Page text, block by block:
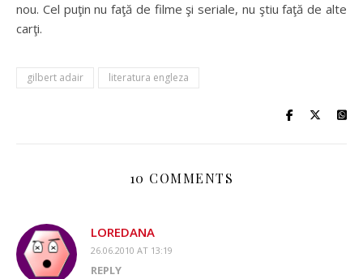
nou. Cel puţin nu faţă de filme şi seriale, nu ştiu faţă de alte
carţi.
gilbert adair literatura engleza
10 COMMENTS
LOREDANA
26.06.2010 AT 13:19
REPLY